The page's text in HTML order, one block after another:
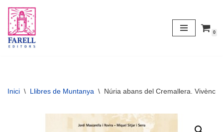
Vés
al
contingut
0
Inici \ Llibres de Muntanya \ Núria abans del Cremallera.